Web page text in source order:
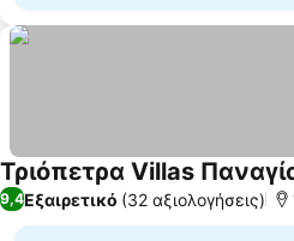
Τριόπετρα Villas
9,4Εξαιρετικό (32 αξιολογήσεις)